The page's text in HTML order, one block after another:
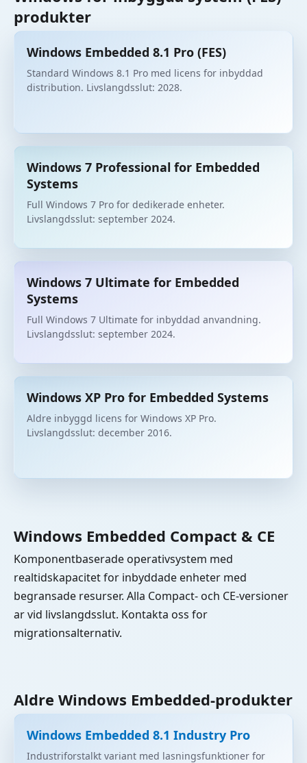
produkter
Windows Embedded 8.1 Pro (FES)
Standard Windows 8.1 Pro med licens for inbyddad
distribution. Livslangdsslut: 2028.
Windows 7 Professional for Embedded
Systems
Full Windows 7 Pro for dedikerade enheter.
Livslangdsslut: september 2024.
Windows 7 Ultimate for Embedded
Systems
Full Windows 7 Ultimate for inbyddad anvandning.
Livslangdsslut: september 2024.
Windows XP Pro for Embedded Systems
Aldre inbyggd licens for Windows XP Pro.
Livslangdsslut: december 2016.
Windows Embedded Compact & CE
Komponentbaserade operativsystem med
realtidskapacitet for inbyddade enheter med
begransade resurser. Alla Compact- och CE-versioner
ar vid livslangdsslut. Kontakta oss for
migrationsalternativ.
Aldre Windows Embedded-produkter
Windows Embedded 8.1 Industry Pro
Industriforstalkt variant med lasningsfunktioner for